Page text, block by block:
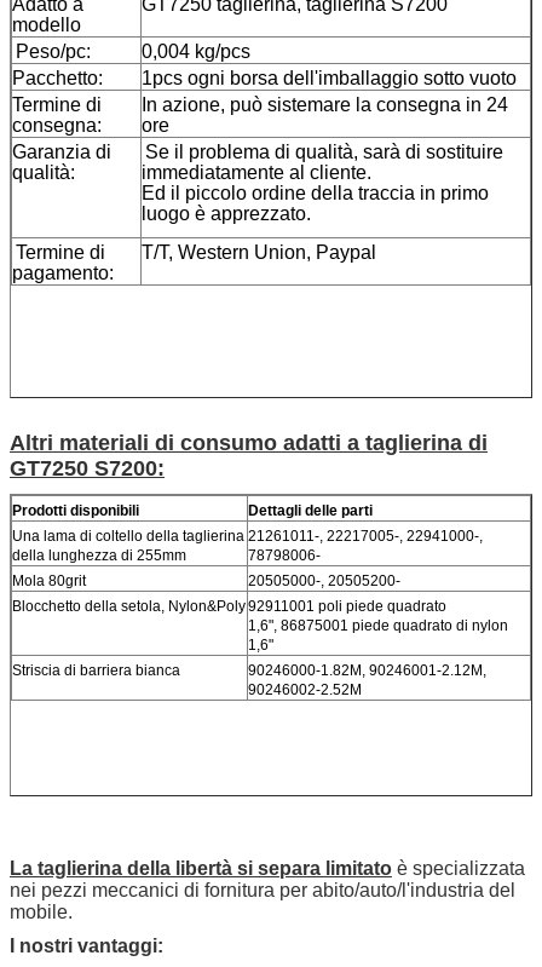
modello
Peso/pc:
0,004 kg/pcs
Pacchetto:
1pcs ogni borsa dell'imballaggio sotto vuoto
Termine di
consegna:
In azione, può sistemare la consegna in 24
ore
Garanzia di
qualità:
Se il problema di qualità, sarà di sostituire
immediatamente al cliente.
Ed il piccolo ordine della traccia in primo
luogo è apprezzato.
Termine di
pagamento:
T/T, Western Union, Paypal
Altri materiali di consumo adatti a taglierina di
GT7250 S7200:
Prodotti disponibili
Dettagli delle parti
Una lama di coltello della taglierina
della lunghezza di 255mm
21261011-, 22217005-, 22941000-,
78798006-
Mola 80grit
20505000-, 20505200-
Blocchetto della setola, Nylon&Poly92911001 poli piede quadrato
1,6", 86875001 piede quadrato di nylon
1,6"
Striscia di barriera bianca
90246000-1.82M, 90246001-2.12M,
90246002-2.52M
La taglierina della libertà si separa limitato è specializzata
nei pezzi meccanici di fornitura per abito/auto/l'industria del
mobile.
I nostri vantaggi: